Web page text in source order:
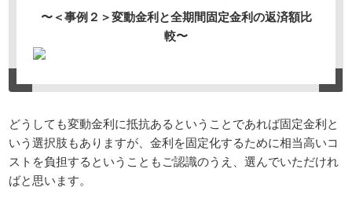
〜＜事例２＞変動金利と全期間固定金利の返済額比
較〜
どうしても変動金利に抵抗あるということであれば固定金利と
いう選択肢もありますが、金利を固定化するために相当高いコ
ストを負担するということもご認識のうえ、選んでいただけれ
ばと思います。